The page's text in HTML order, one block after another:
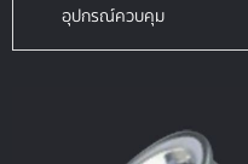
อุปกรณ์ควบคุม